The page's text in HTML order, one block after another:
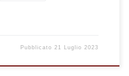
Pubblicato 21 Luglio 2023